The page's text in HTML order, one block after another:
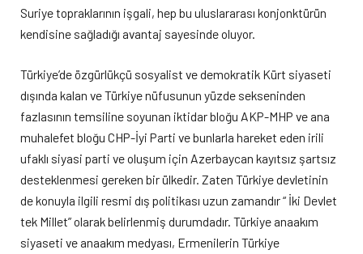
Suriye topraklarının işgali, hep bu uluslararası konjonktürün
kendisine sağladığı avantaj sayesinde oluyor.
Türkiye’de özgürlükçü sosyalist ve demokratik Kürt siyaseti
dışında kalan ve Türkiye nüfusunun yüzde sekseninden
fazlasının temsiline soyunan iktidar bloğu AKP-MHP ve ana
muhalefet bloğu CHP-İyi Parti ve bunlarla hareket eden irili
ufaklı siyasi parti ve oluşum için Azerbaycan kayıtsız şartsız
desteklenmesi gereken bir ülkedir. Zaten Türkiye devletinin
de konuyla ilgili resmi dış politikası uzun zamandır “ İki Devlet
tek Millet” olarak belirlenmiş durumdadır. Türkiye anaakım
siyaseti ve anaakım medyası, Ermenilerin Türkiye